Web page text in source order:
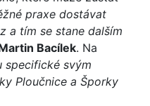
praxe dostávat
a tím se stane dalším
Bacílek. Na
specifické svým
Ploučnice a Šporky